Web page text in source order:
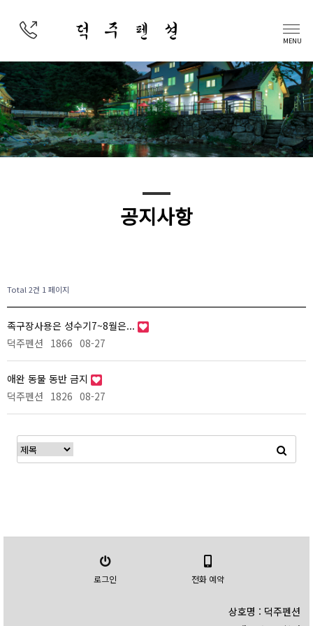
덕 주 펜 션
MENU
공지사항
Total 2건 1 페이지
족구장사용은 성수기7~8월은...
덕주펜션 1866 08-27
애완 동물 동반 금지
덕주펜션 1826 08-27
로그인 전화 예약
상호명 : 덕주펜션